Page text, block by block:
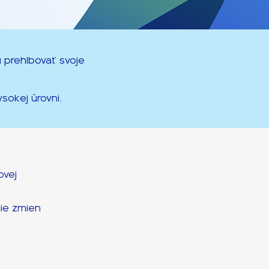
prehlbovať svoje
úrovni.
zmien